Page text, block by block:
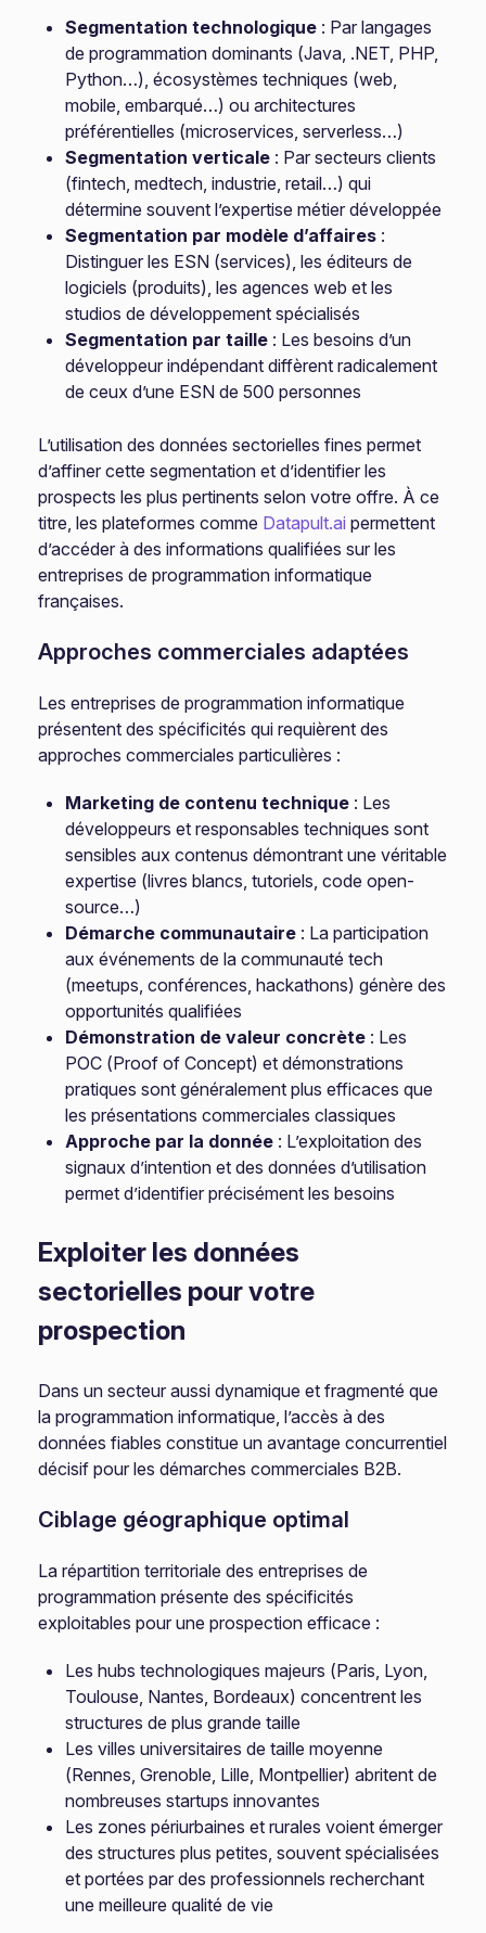
Segmentation technologique : Par langages
de programmation dominants (Java, .NET, PHP,
Python…), écosystèmes techniques (web,
mobile, embarqué…) ou architectures
préférentielles (microservices, serverless…)
Segmentation verticale : Par secteurs clients
(fintech, medtech, industrie, retail…) qui
détermine souvent l’expertise métier développée
Segmentation par modèle d’affaires :
Distinguer les ESN (services), les éditeurs de
logiciels (produits), les agences web et les
studios de développement spécialisés
Segmentation par taille : Les besoins d’un
développeur indépendant diffèrent radicalement
de ceux d’une ESN de 500 personnes
L’utilisation des données sectorielles fines permet
d’affiner cette segmentation et d’identifier les
prospects les plus pertinents selon votre offre. À ce
titre, les plateformes comme Datapult.ai permettent
d’accéder à des informations qualifiées sur les
entreprises de programmation informatique
françaises.
Approches commerciales adaptées
Les entreprises de programmation informatique
présentent des spécificités qui requièrent des
approches commerciales particulières :
Marketing de contenu technique : Les
développeurs et responsables techniques sont
sensibles aux contenus démontrant une véritable
expertise (livres blancs, tutoriels, code open-
source…)
Démarche communautaire : La participation
aux événements de la communauté tech
(meetups, conférences, hackathons) génère des
opportunités qualifiées
Démonstration de valeur concrète : Les
POC (Proof of Concept) et démonstrations
pratiques sont généralement plus efficaces que
les présentations commerciales classiques
Approche par la donnée : L’exploitation des
signaux d’intention et des données d’utilisation
permet d’identifier précisément les besoins
Exploiter les données
sectorielles pour votre
prospection
Dans un secteur aussi dynamique et fragmenté que
la programmation informatique, l’accès à des
données fiables constitue un avantage concurrentiel
décisif pour les démarches commerciales B2B.
Ciblage géographique optimal
La répartition territoriale des entreprises de
programmation présente des spécificités
exploitables pour une prospection efficace :
Les hubs technologiques majeurs (Paris, Lyon,
Toulouse, Nantes, Bordeaux) concentrent les
structures de plus grande taille
Les villes universitaires de taille moyenne
(Rennes, Grenoble, Lille, Montpellier) abritent de
nombreuses startups innovantes
Les zones périurbaines et rurales voient émerger
des structures plus petites, souvent spécialisées
et portées par des professionnels recherchant
une meilleure qualité de vie